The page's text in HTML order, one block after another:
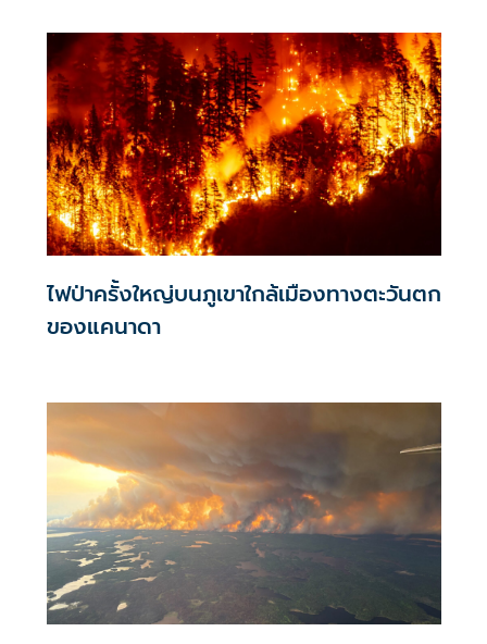
ไฟป่าครั้งใหญ่บนภูเขาใกล้เมืองทางตะวันตก
ของแคนาดา